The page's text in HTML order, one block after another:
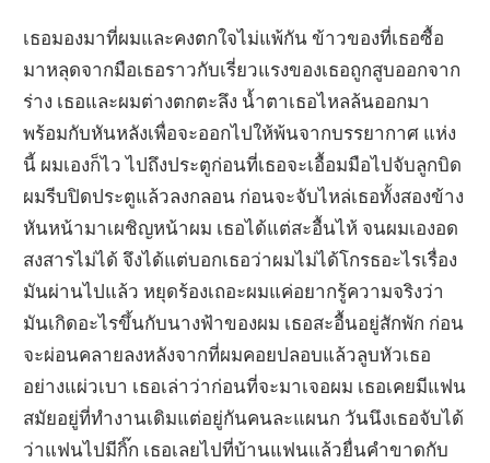
เธอมองมาที่ผมและคงตกใจไม่แพ้กัน ข้าวของที่เธอซื้อ
มาหลุดจากมือเธอราวกับเรี่ยวแรงของเธอถูกสูบออกจาก
ร่าง เธอและผมต่างตกตะลึง น้ำตาเธอไหลล้นออกมา
พร้อมกับหันหลังเพื่อจะออกไปให้พ้นจากบรรยากาศ แห่ง
นี้ ผมเองก็ไว ไปถึงประตูก่อนที่เธอจะเอื้อมมือไปจับลูกบิด
ผมรีบปิดประตูแล้วลงกลอน ก่อนจะจับไหล่เธอทั้งสองข้าง
หันหน้ามาเผชิญหน้าผม เธอได้แต่สะอื้นไห้ จนผมเองอด
สงสารไม่ได้ จึงได้แต่บอกเธอว่าผมไม่ได้โกรธอะไรเรื่อง
มันผ่านไปแล้ว หยุดร้องเถอะผมแค่อยากรู้ความจริงว่า
มันเกิดอะไรขึ้นกับนางฟ้าของผม เธอสะอื้นอยู่สักพัก ก่อน
จะผ่อนคลายลงหลังจากที่ผมคอยปลอบแล้วลูบหัวเธอ
อย่างแผ่วเบา เธอเล่าว่าก่อนที่จะมาเจอผม เธอเคยมีแฟน
สมัยอยู่ที่ทำงานเดิมแต่อยู่กันคนละแผนก วันนึงเธอจับได้
ว่าแฟนไปมีกิ๊ก เธอเลยไปที่บ้านแฟนแล้วยื่นคำขาดกับ